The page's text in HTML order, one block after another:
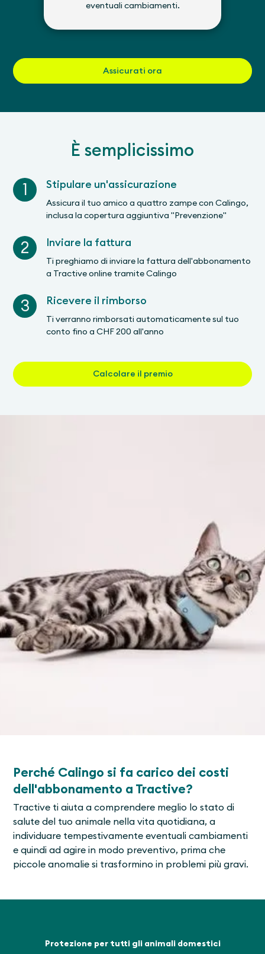
eventuali cambiamenti.
Assicurati ora
È semplicissimo
1 Stipulare un'assicurazione
Assicura il tuo amico a quattro zampe con Calingo,
inclusa la copertura aggiuntiva "Prevenzione"
2 Inviare la fattura
Ti preghiamo di inviare la fattura dell'abbonamento
a Tractive online tramite Calingo
3 Ricevere il rimborso
Ti verranno rimborsati automaticamente sul tuo
conto fino a CHF 200 all'anno
Calcolare il premio
Perché Calingo si fa carico dei costi
dell'abbonamento a Tractive?
Tractive ti aiuta a comprendere meglio lo stato di
salute del tuo animale nella vita quotidiana, a
individuare tempestivamente eventuali cambiamenti
e quindi ad agire in modo preventivo, prima che
piccole anomalie si trasformino in problemi più gravi.
Protezione per tutti gli animali domestici